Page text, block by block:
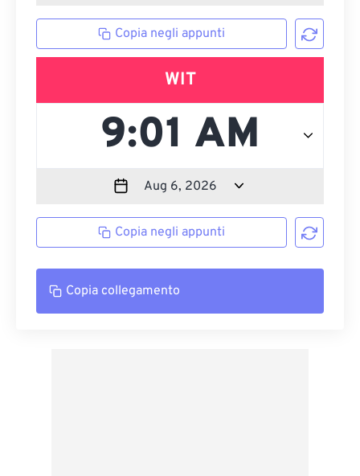
Copia negli appunti
WIT
Copia negli appunti
Copia collegamento